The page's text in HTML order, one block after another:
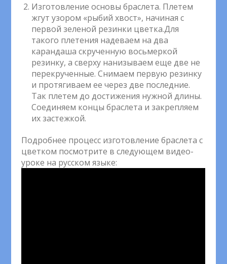
Изготовление основы браслета. Плетем
жгут узором «рыбий хвост», начиная с
первой зеленой резинки цветка.Для
такого плетения надеваем на два
карандаша скрученную восьмеркой
резинку, а сверху нанизываем еще две не
перекрученные. Снимаем первую резинку
и протягиваем ее через две последние.
Так плетем до достижения нужной длины.
Соединяем концы браслета и закрепляем
их застежкой.
Подробнее процесс изготовление браслета с
цветком посмотрите в следующем видео-
уроке на русском языке: